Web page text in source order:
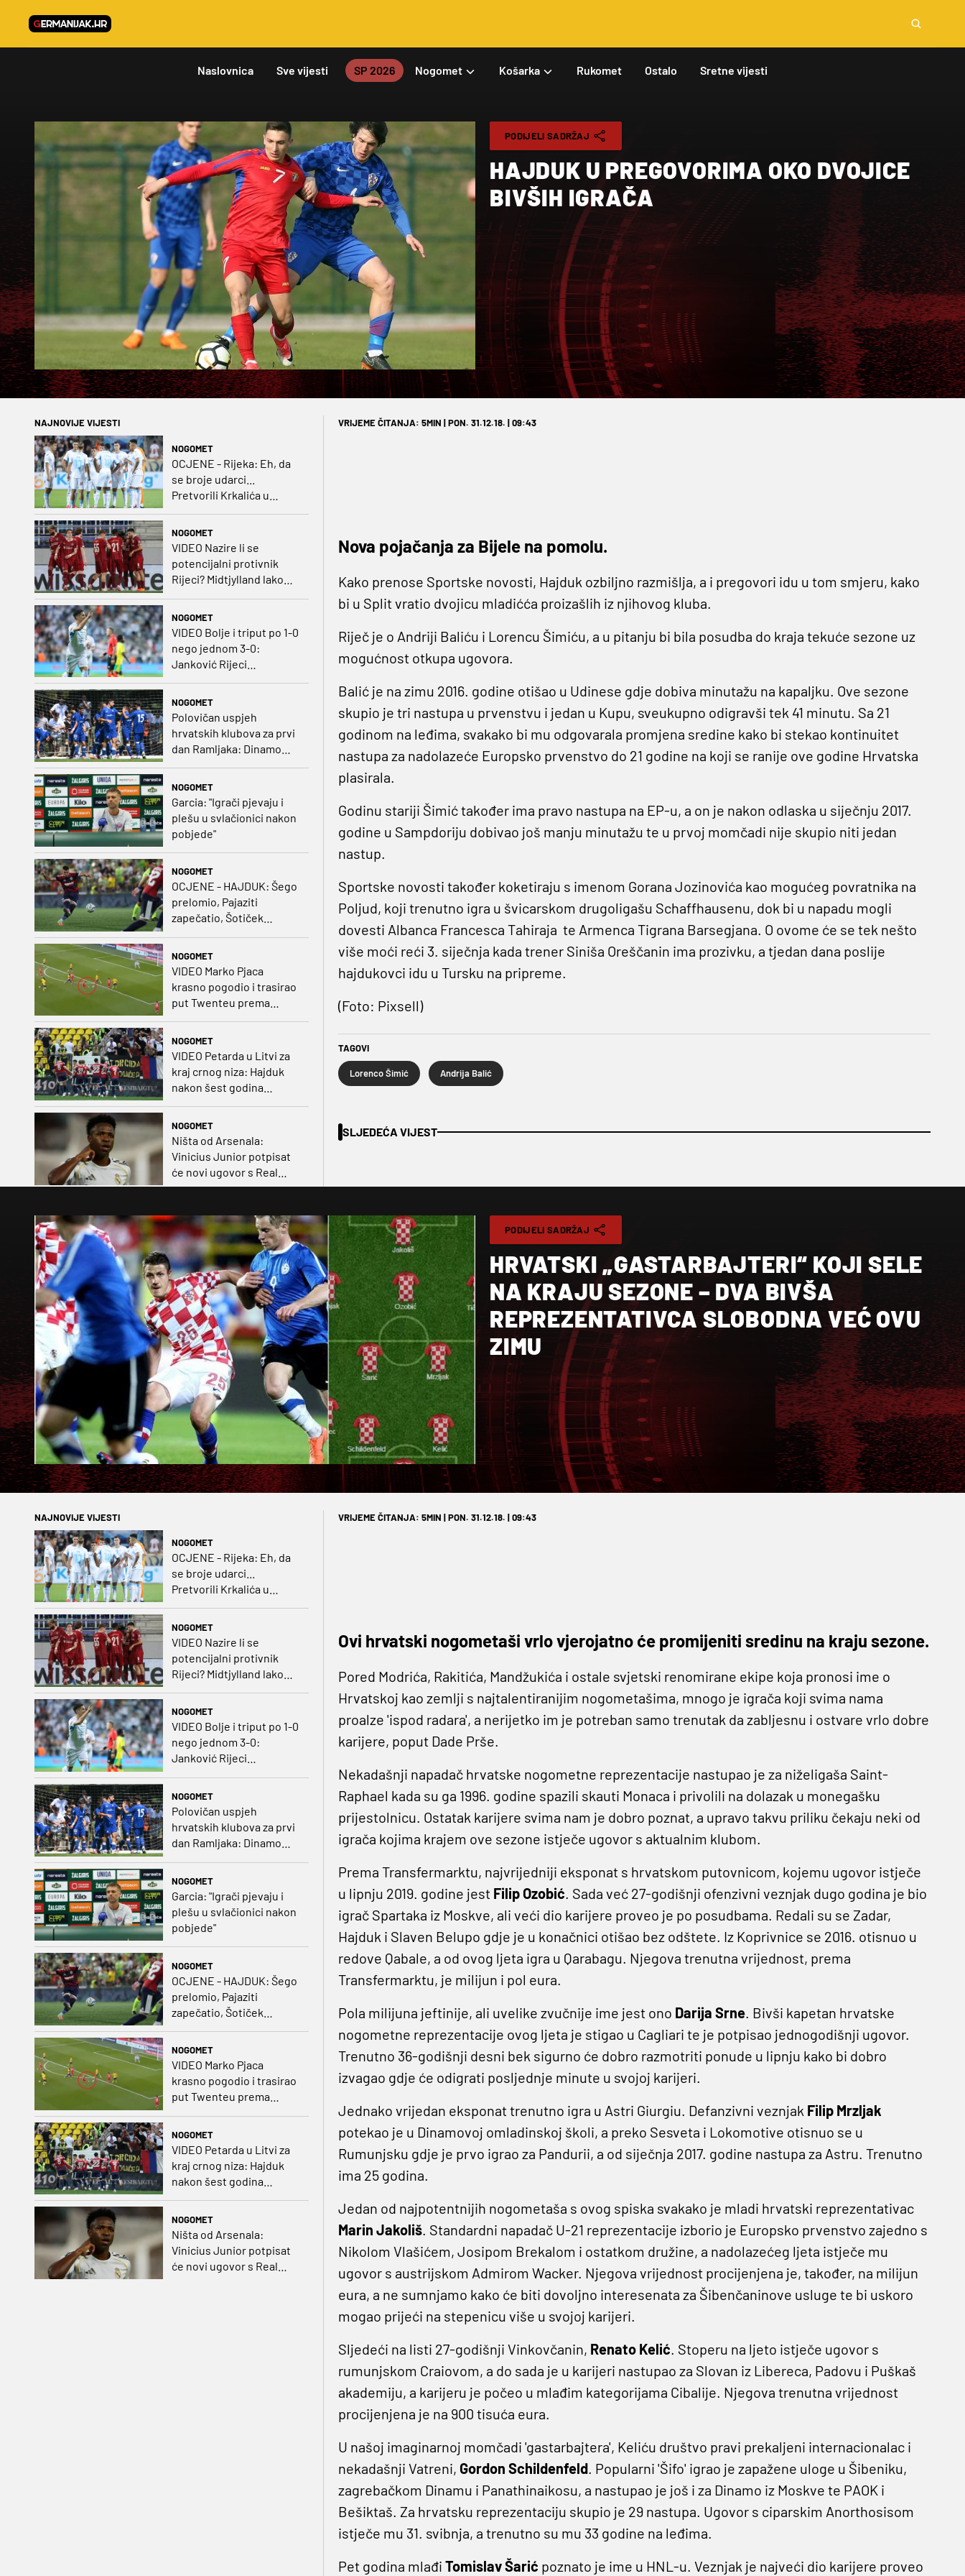
Naslovnica Sve vijesti SP 2026 Nogomet Košarka Rukomet Ostalo Sretne vijesti
PODIJELI SADRŽAJ
HAJDUK U PREGOVORIMA OKO DVOJICE
BIVŠIH IGRAČA
NAJNOVIJE VIJESTI
NOGOMET
OCJENE - Rijeka: Eh, da
se broje udarci...
Pretvorili Krkalića u
NOGOMET
VIDEO Nazire li se
potencijalni protivnik
Rijeci? Midtjylland lako
NOGOMET
VIDEO Bolje i triput po 1-0
nego jednom 3-0:
Janković Rijeci
projektilom donio slavlje
protivnika
NOGOMET
Polovičan uspjeh
hrvatskih klubova za prvi
dan Ramljaka: Dinamo
poražen od Juventusa,
NOGOMET
Garcia: "Igrači pjevaju i
plešu u svlačionici nakon
pobjede"
NOGOMET
OCJENE - HAJDUK: Šego
prelomio, Pajaziti
zapečatio, Šotiček
NOGOMET
VIDEO Marko Pjaca
krasno pogodio i trasirao
put Twenteu prema
važnoj pobjedi
NOGOMET
VIDEO Petarda u Litvi za
kraj crnog niza: Hajduk
nakon šest godina
NOGOMET
Ništa od Arsenala:
Vinicius Junior potpisat
će novi ugovor s Real
Madridom
VRIJEME ČITANJA: 5MIN | PON. 31.12.18. | 09:43
Nova pojačanja za Bijele na pomolu.
Kako prenose Sportske novosti, Hajduk ozbiljno razmišlja, a i pregovori idu u tom smjeru, kako
bi u Split vratio dvojicu mladićća proizašlih iz njihovog kluba.
Riječ je o Andriji Baliću i Lorencu Šimiću, a u pitanju bi bila posudba do kraja tekuće sezone uz
mogućnost otkupa ugovora.
Balić je na zimu 2016. godine otišao u Udinese gdje dobiva minutažu na kapaljku. Ove sezone
skupio je tri nastupa u prvenstvu i jedan u Kupu, sveukupno odigravši tek 41 minutu. Sa 21
godinom na leđima, svakako bi mu odgovarala promjena sredine kako bi stekao kontinuitet
nastupa za nadolazeće Europsko prvenstvo do 21 godine na koji se ranije ove godine Hrvatska
plasirala.
Godinu stariji Šimić također ima pravo nastupa na EP-u, a on je nakon odlaska u siječnju 2017.
godine u Sampdoriju dobivao još manju minutažu te u prvoj momčadi nije skupio niti jedan
nastup.
Sportske novosti također koketiraju s imenom Gorana Jozinovića kao mogućeg povratnika na
Poljud, koji trenutno igra u švicarskom drugoligašu Schaffhausenu, dok bi u napadu mogli
dovesti Albanca Francesca Tahiraja te Armenca Tigrana Barsegjana. O ovome će se tek nešto
više moći reći 3. siječnja kada trener Siniša Oreščanin ima prozivku, a tjedan dana poslije
hajdukovci idu u Tursku na pripreme.
(Foto: Pixsell)
TAGOVI
Lorenco Šimić Andrija Balić
SLJEDEĆA VIJEST
PODIJELI SADRŽAJ
HRVATSKI „GASTARBAJTERI“ KOJI SELE
NA KRAJU SEZONE – DVA BIVŠA
REPREZENTATIVCA SLOBODNA VEĆ OVU
ZIMU
NAJNOVIJE VIJESTI
NOGOMET
OCJENE - Rijeka: Eh, da
se broje udarci...
Pretvorili Krkalića u
junaka, a izlet na uzvrat u
NOGOMET
VIDEO Nazire li se
potencijalni protivnik
Rijeci? Midtjylland lako
NOGOMET
VIDEO Bolje i triput po 1-0
nego jednom 3-0:
Janković Rijeci
protivnika
NOGOMET
Polovičan uspjeh
hrvatskih klubova za prvi
dan Ramljaka: Dinamo
NOGOMET
Garcia: "Igrači pjevaju i
plešu u svlačionici nakon
pobjede"
NOGOMET
OCJENE - HAJDUK: Šego
prelomio, Pajaziti
zapečatio, Šotiček
NOGOMET
VIDEO Marko Pjaca
krasno pogodio i trasirao
put Twenteu prema
NOGOMET
VIDEO Petarda u Litvi za
kraj crnog niza: Hajduk
nakon šest godina
pobijedio na europskom
NOGOMET
Ništa od Arsenala:
Vinicius Junior potpisat
će novi ugovor s Real
VRIJEME ČITANJA: 5MIN | PON. 31.12.18. | 09:43
Ovi hrvatski nogometaši vrlo vjerojatno će promijeniti sredinu na kraju sezone.
Pored Modrića, Rakitića, Mandžukića i ostale svjetski renomirane ekipe koja pronosi ime o
Hrvatskoj kao zemlji s najtalentiranijim nogometašima, mnogo je igrača koji svima nama
proalze 'ispod radara', a nerijetko im je potreban samo trenutak da zabljesnu i ostvare vrlo dobre
karijere, poput Dade Prše.
Nekadašnji napadač hrvatske nogometne reprezentacije nastupao je za niželigaša Saint-
Raphael kada su ga 1996. godine spazili skauti Monaca i privolili na dolazak u monegašku
prijestolnicu. Ostatak karijere svima nam je dobro poznat, a upravo takvu priliku čekaju neki od
igrača kojima krajem ove sezone istječe ugovor s aktualnim klubom.
Prema Transfermarktu, najvrijedniji eksponat s hrvatskom putovnicom, kojemu ugovor istječe
u lipnju 2019. godine jest Filip Ozobić . Sada već 27-godišnji ofenzivni veznjak dugo godina je bio
igrač Spartaka iz Moskve, ali veći dio karijere proveo je po posudbama. Redali su se Zadar,
Hajduk i Slaven Belupo gdje je u konačnici otišao bez odštete. Iz Koprivnice se 2016. otisnuo u
redove Qabale, a od ovog ljeta igra u Qarabagu. Njegova trenutna vrijednost, prema
Transfermarktu, je milijun i pol eura.
Pola milijuna jeftinije, ali uvelike zvučnije ime jest ono Darija Srne. Bivši kapetan hrvatske
nogometne reprezentacije ovog ljeta je stigao u Cagliari te je potpisao jednogodišnji ugovor.
Trenutno 36-godišnji desni bek sigurno će dobro razmotriti ponude u lipnju kako bi dobro
izvagao gdje će odigrati posljednje minute u svojoj karijeri.
Jednako vrijedan eksponat trenutno igra u Astri Giurgiu. Defanzivni veznjak Filip Mrzljak
potekao je u Dinamovoj omladinskoj školi, a preko Sesveta i Lokomotive otisnuo se u
Rumunjsku gdje je prvo igrao za Pandurii, a od siječnja 2017. godine nastupa za Astru. Trenutno
ima 25 godina.
Jedan od najpotentnijih nogometaša s ovog spiska svakako je mladi hrvatski reprezentativac
Marin Jakoliš. Standardni napadač U-21 reprezentacije izborio je Europsko prvenstvo zajedno s
Nikolom Vlašićem, Josipom Brekalom i ostatkom družine, a nadolazećeg ljeta istječe mu
ugovor s austrijskom Admirom Wacker. Njegova vrijednost procijenjena je, također, na milijun
eura, a ne sumnjamo kako će biti dovoljno interesenata za Šibenčaninove usluge te bi uskoro
mogao prijeći na stepenicu više u svojoj karijeri.
Sljedeći na listi 27-godišnji Vinkovčanin, Renato Kelić . Stoperu na ljeto istječe ugovor s
rumunjskom Craiovom, a do sada je u karijeri nastupao za Slovan iz Libereca, Padovu i Puškaš
akademiju, a karijeru je počeo u mlađim kategorijama Cibalije. Njegova trenutna vrijednost
procijenjena je na 900 tisuća eura.
U našoj imaginarnoj momčadi 'gastarbajtera', Keliću društvo pravi prekaljeni internacionalac i
nekadašnji Vatreni, Gordon Schildenfeld. Popularni 'Šifo' igrao je zapažene uloge u Šibeniku,
zagrebačkom Dinamu i Panathinaikosu, a nastupao je još i za Dinamo iz Moskve te PAOK i
Bešiktaš. Za hrvatsku reprezentaciju skupio je 29 nastupa. Ugovor s ciparskim Anorthosisom
istječe mu 31. svibnja, a trenutno su mu 33 godine na leđima.
Pet godina mlađi TomislavŠarić poznato je ime u HNL-u. Veznjak je najveći dio karijere proveo